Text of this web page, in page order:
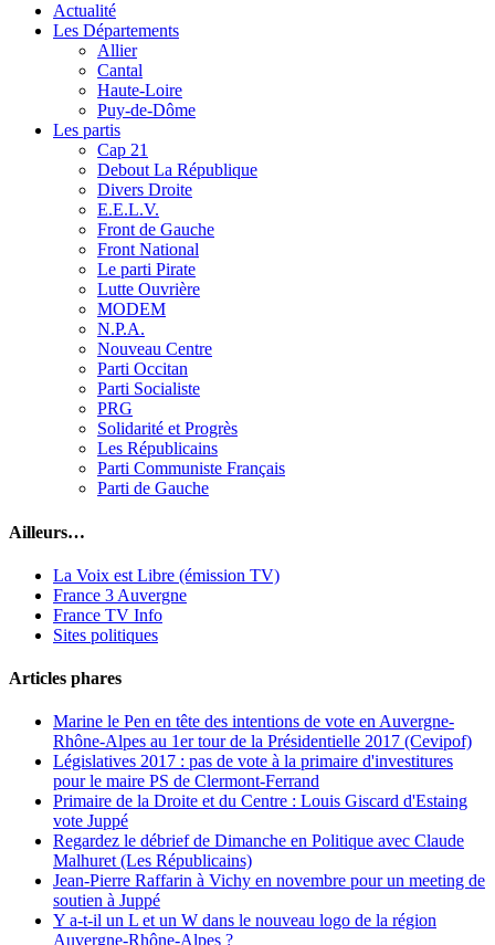
Actualité
Les Départements
Allier
Cantal
Haute-Loire
Puy-de-Dôme
Les partis
Cap 21
Debout La République
Divers Droite
E.E.L.V.
Front de Gauche
Front National
Le parti Pirate
Lutte Ouvrière
MODEM
N.P.A.
Nouveau Centre
Parti Occitan
Parti Socialiste
PRG
Solidarité et Progrès
Les Républicains
Parti Communiste Français
Parti de Gauche
Ailleurs…
La Voix est Libre (émission TV)
France 3 Auvergne
France TV Info
Sites politiques
Articles phares
Marine le Pen en tête des intentions de vote en Auvergne-
Rhône-Alpes au 1er tour de la Présidentielle 2017 (Cevipof)
Législatives 2017 : pas de vote à la primaire d'investitures
pour le maire PS de Clermont-Ferrand
Primaire de la Droite et du Centre : Louis Giscard d'Estaing
vote Juppé
Regardez le débrief de Dimanche en Politique avec Claude
Malhuret (Les Républicains)
Jean-Pierre Raffarin à Vichy en novembre pour un meeting de
soutien à Juppé
Y a-t-il un L et un W dans le nouveau logo de la région
Auvergne-Rhône-Alpes ?